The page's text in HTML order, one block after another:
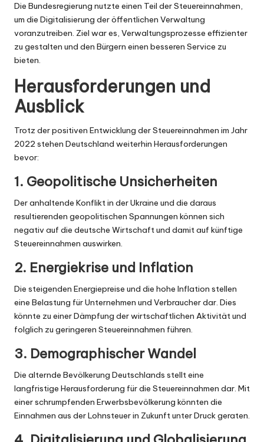
Die Bundesregierung nutzte einen Teil der Steuereinnahmen,
um die Digitalisierung der öffentlichen Verwaltung
voranzutreiben. Ziel war es, Verwaltungsprozesse effizienter
zu gestalten und den Bürgern einen besseren Service zu
bieten.
Herausforderungen und
Ausblick
Trotz der positiven Entwicklung der Steuereinnahmen im Jahr
2022 stehen Deutschland weiterhin Herausforderungen
bevor:
1. Geopolitische Unsicherheiten
Der anhaltende Konflikt in der Ukraine und die daraus
resultierenden geopolitischen Spannungen können sich
negativ auf die deutsche Wirtschaft und damit auf künftige
Steuereinnahmen auswirken.
2. Energiekrise und Inflation
Die steigenden Energiepreise und die hohe Inflation stellen
eine Belastung für Unternehmen und Verbraucher dar. Dies
könnte zu einer Dämpfung der wirtschaftlichen Aktivität und
folglich zu geringeren Steuereinnahmen führen.
3. Demographischer Wandel
Die alternde Bevölkerung Deutschlands stellt eine
langfristige Herausforderung für die Steuereinnahmen dar. Mit
einer schrumpfenden Erwerbsbevölkerung könnten die
Einnahmen aus der Lohnsteuer in Zukunft unter Druck geraten.